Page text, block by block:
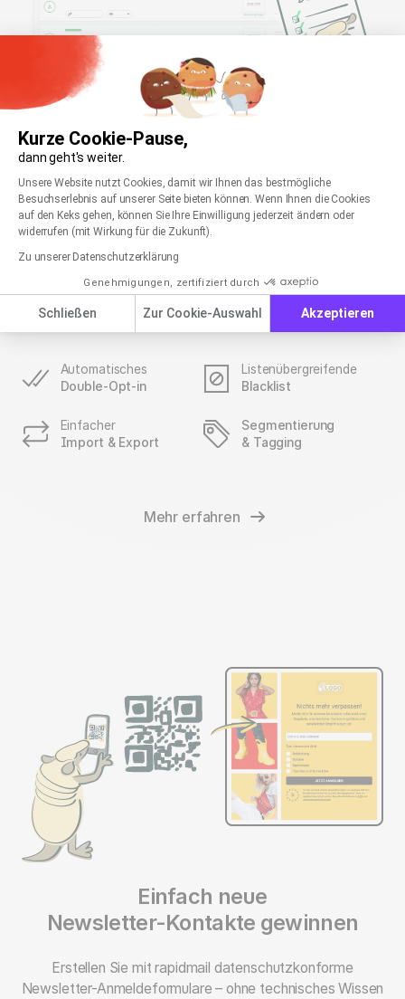
Kurze Cookie-Pause,
dann geht's weiter.
Einwilligungsmanagementplattform: Passen
Unsere Website nutzt Cookies, damit wir Ihnen das bestmögliche
Besuchserlebnis auf unserer Seite bieten können. Wenn Ihnen die Cookies
auf den Keks gehen, können Sie Ihre Einwilligung jederzeit ändern oder
widerrufen (mit Wirkung für die Zukunft).
Zu unserer Datenschutzerklärung
Genehmigungen, zertifiziert durch
Schließen Zur Cookie-Auswahl Akzeptieren
Axeptio consent
Newsletter-Kontakte verwalten:
übersichtlich & DSGVO-konform
Profitieren Sie mit rapidmail von vielen Optionen zum
Importieren, Organisieren und Pflegen Ihrer Newsletter-
Kontaktlisten und stellen Sie so einen professionellen,
langlebigen Kontakt zu Ihrer Zielgruppe sicher – natürlich
immer zu 100 % datenschutzkonform.
Automatisches
Double-Opt-in
Listenübergreifende
Blacklist
Einfacher
Import & Export
Segmentierung
& Tagging
Mehr erfahren
Einfach neue
Newsletter-Kontakte gewinnen
Erstellen Sie mit rapidmail datenschutzkonforme
Newsletter-Anmeldeformulare – ohne technisches Wissen